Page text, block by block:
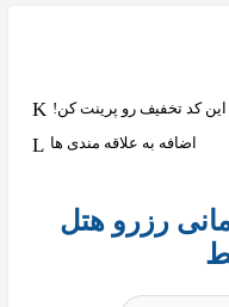
این کد تخفیف رو پرینت کن!
اضافه به علاقه مندی ها
تومانی رزرو هتل